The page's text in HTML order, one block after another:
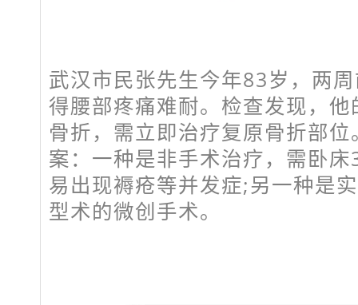
武汉市民张先生今年83岁，两
得腰部疼痛难耐。检查发现，
骨折，需立即治疗复原骨折部
案：一种是非手术治疗，需卧
易出现褥疮等并发症;另一种是
型术的微创手术。